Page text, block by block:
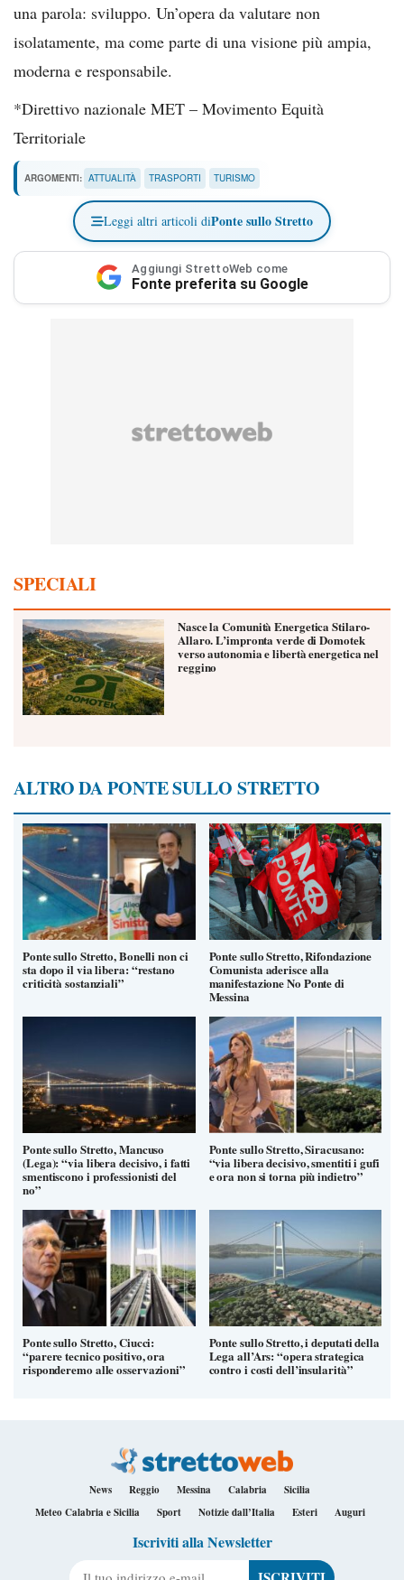
una parola: sviluppo. Un’opera da valutare non
isolatamente, ma come parte di una visione più ampia,
moderna e responsabile.
*Direttivo nazionale MET – Movimento Equità
Territoriale
ARGOMENTI: ATTUALITÀ TRASPORTI TURISMO
Leggi altri articoli diPonte sullo Stretto
Aggiungi StrettoWeb come
Fonte preferita su Google
SPECIALI
Nasce la Comunità Energetica Stilaro-
Allaro. L’impronta verde di Domotek
verso autonomia e libertà energetica nel
reggino
ALTRO DA PONTE SULLO STRETTO
Ponte sullo Stretto, Bonelli non ci
sta dopo il via libera: “restano
criticità sostanziali”
Ponte sullo Stretto, Rifondazione
Comunista aderisce alla
manifestazione No Ponte di
Messina
Ponte sullo Stretto, Mancuso
(Lega): “via libera decisivo, i fatti
smentiscono i professionisti del
no”
Ponte sullo Stretto, Siracusano:
“via libera decisivo, smentiti i gufi
e ora non si torna più indietro”
Ponte sullo Stretto, Ciucci:
“parere tecnico positivo, ora
risponderemo alle osservazioni”
Ponte sullo Stretto, i deputati della
Lega all’Ars: “opera strategica
contro i costi dell’insularità”
News Reggio Messina Calabria
Sicilia
Meteo Calabria e Sicilia
Sport Notizie dall’Italia Esteri Auguri
Iscriviti alla Newsletter